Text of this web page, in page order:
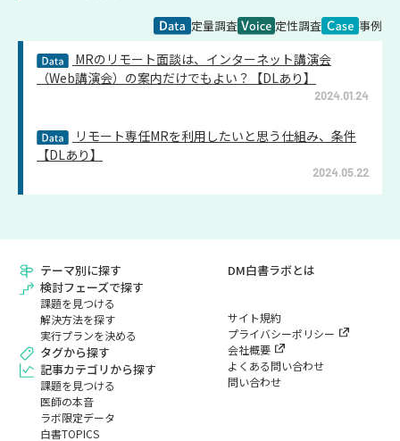
定量調査 定性調査 事例
MRのリモート面談は、インターネット講演会
（Web講演会）の案内だけでもよい？【DLあり】
2024.01.24
リモート専任MRを利用したいと思う仕組み、条件
【DLあり】
2024.05.22
テーマ別に探す
検討フェーズで探す
課題を見つける
解決方法を探す
実行プランを決める
タグから探す
記事カテゴリから探す
課題を見つける
医師の本音
ラボ限定データ
白書TOPICS
DM白書ラボとは
サイト規約
プライバシーポリシー
会社概要
よくある問い合わせ
問い合わせ